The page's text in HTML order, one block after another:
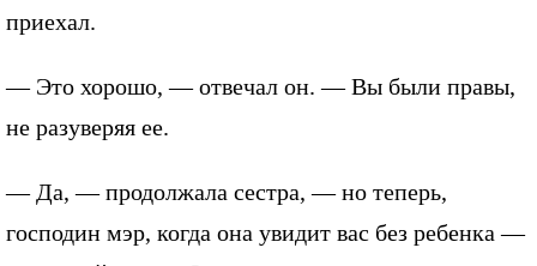
приехал.
— Это хорошо, — отвечал он. — Вы были правы,
не разуверяя ее.
— Да, — продолжала сестра, — но теперь,
господин мэр, когда она увидит вас без ребенка —